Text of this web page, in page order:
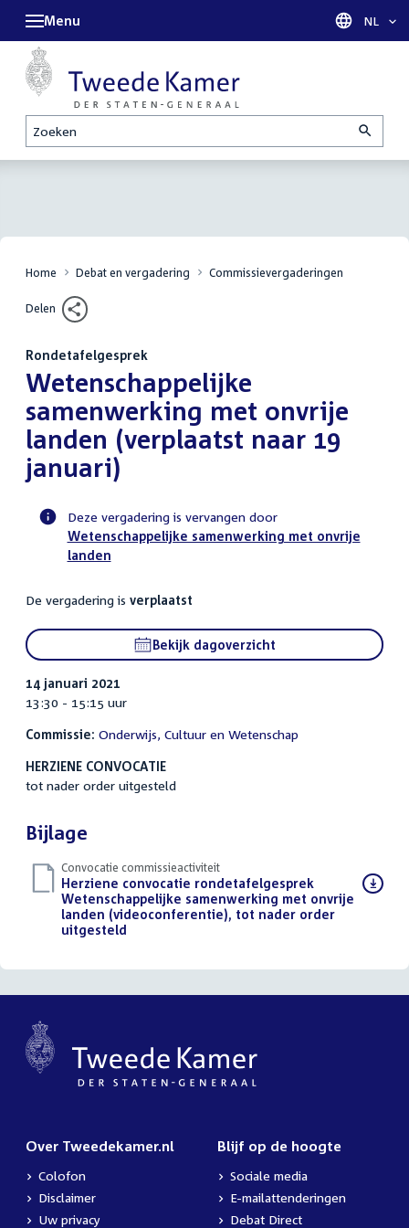
Zoeken
Menu Taal
NL
Home Debat en vergadering Commissievergaderingen
Delen
Rondetafelgesprek
:Wetenschappelijke
samenwerking met onvrije
landen (verplaatst naar 19
januari)
Voortgangsstatus
commissie
activiteit
Deze vergadering is vervangen door
Wetenschappelijke samenwerking met onvrije
landen
De vergadering is verplaatst
Bekijk dagoverzicht
14 januari 2021
13:30 - 15:15 uur
Commissie: Onderwijs, Cultuur en Wetenschap
HERZIENE CONVOCATIE
tot nader order uitgesteld
Bijlage
Convocatie commissieactiviteit
Download
bestand:
Herziene convocatie rondetafelgesprek
Wetenschappelijke samenwerking met onvrije
landen (videoconferentie), tot nader order
uitgesteld
Over Tweedekamer.nl
Colofon
Disclaimer
Uw privacy
Blijf op de hoogte
Sociale media
E-mailattenderingen
Debat Direct